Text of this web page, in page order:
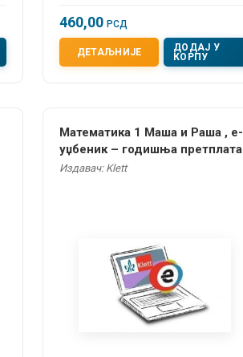
460,00РСД
ДЕТАЉНИЈЕ
ДОДАЈ У
КОРПУ
Математика 1 Маша и Раша , е-
уџбеник – годишња претплата
Издавач: Klett